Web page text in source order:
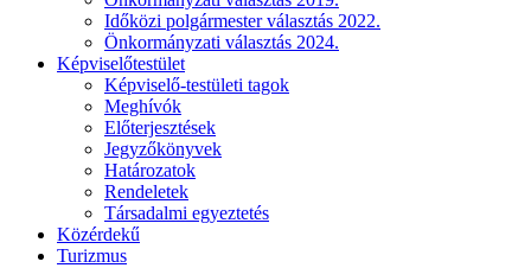
Időközi polgármester választás 2022.
Önkormányzati választás 2024.
Képviselőtestület
Képviselő-testületi tagok
Meghívók
Előterjesztések
Jegyzőkönyvek
Határozatok
Rendeletek
Társadalmi egyeztetés
Közérdekű
Turizmus